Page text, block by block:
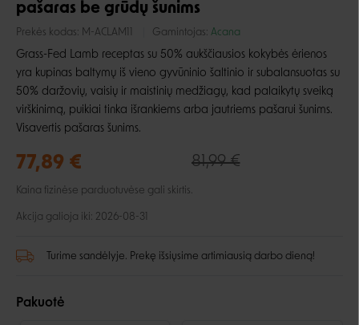
pašaras be grūdų šunims
Prekės kodas: M-ACLAM11 Gamintojas: Acana
Grass-Fed Lamb receptas su 50% aukščiausios kokybės ėrienos
yra kupinas baltymų iš vieno gyvūninio šaltinio ir subalansuotas su
50% daržovių, vaisių ir maistinių medžiagų, kad palaikytų sveiką
virškinimą, puikiai tinka išrankiems arba jautriems pašarui šunims.
Visavertis pašaras šunims.
77,89 € 81,99 €
Kaina fizinėse parduotuvėse gali skirtis.
Akcija galioja iki: 2026-08-31
Turime sandėlyje. Prekę išsiųsime artimiausią darbo dieną!
Pakuotė